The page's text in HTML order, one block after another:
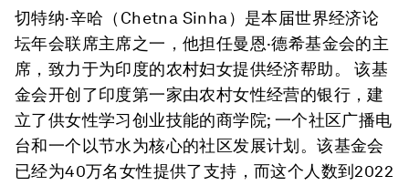
切特纳·辛哈（Chetna Sinha）是本届世界经济论
坛年会联席主席之一，他担任曼恩·德希基金会的主
席，致力于为印度的农村妇女提供经济帮助。 该基
金会开创了印度第一家由农村女性经营的银行，建
立了供女性学习创业技能的商学院; 一个社区广播电
台和一个以节水为核心的社区发展计划。该基金会
已经为40万名女性提供了支持，而这个人数到2022